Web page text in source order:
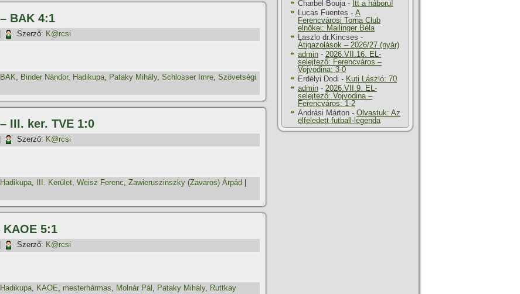
BAK 4:1
Szerző: K@rcsi
BAK, Binder Nándor, Hadikupa, Pataky Mihály, Schlosser Imre, Szövetségi
III. ker. TVE 1:0
Szerző: K@rcsi
Hadikupa, III. Kerület, Weisz Ferenc, Zawieruszinszky (Zavaros) Árpád
KAOE 5:1
Szerző: K@rcsi
Hadikupa, KAOE, mesterhármas, Molnár Pál , Pataky Mihály, Ruttkay
Charbel Bouja- Itt a háboru!
Lucas Fuentes - A
Ferencvárosi Torna Club
elnökei: Mailinger Béla
Laszlo dr.Kincses -
Átigazolások – 2026/27 (nyár)
admin - 2026.VII.16. EL-
selejtező: Ferencváros –
Vojvodina: 3-0
Erdélyi Dodi - Kuti László: 70
admin - 2026.VII.9. EL-
selejtező: Vojvodina –
Ferencváros: 1-2
Andrási Márton - Olvastuk: Az
elfeledett futball-legenda